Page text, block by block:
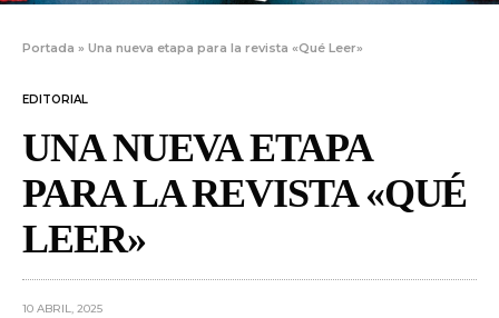
Portada »Una nueva etapa para la revista «Qué Leer»
EDITORIAL
UNA NUEVA ETAPA
PARA LA REVISTA «QUÉ
LEER»
10 ABRIL, 2025